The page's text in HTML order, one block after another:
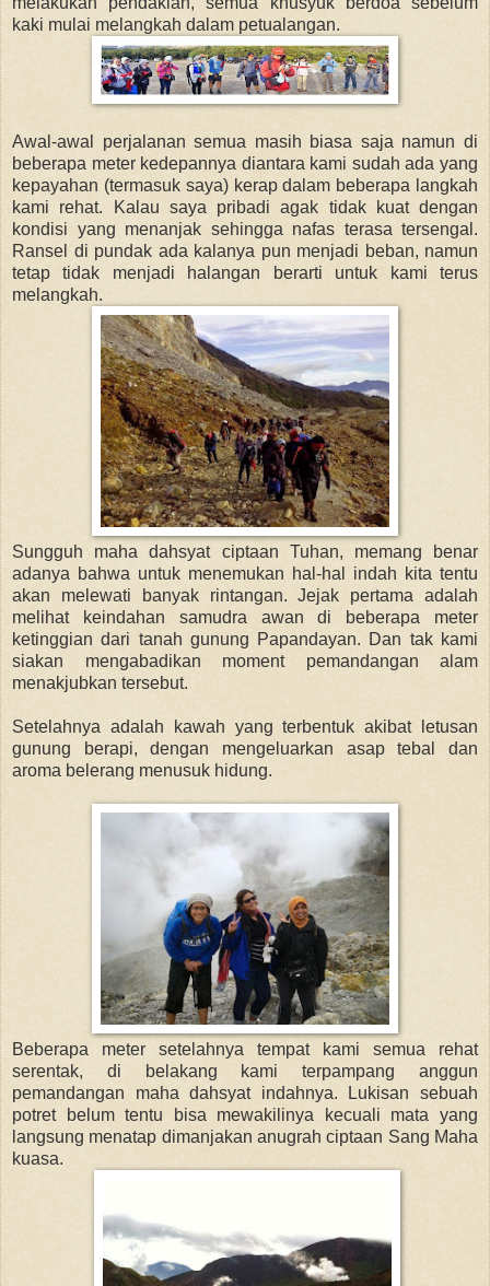
kaki mulai melangkah dalam petualangan.
Awal-awal perjalanan semua masih biasa saja namun di
beberapa meter kedepannya diantara kami sudah ada yang
kepayahan (termasuk saya) kerap dalam beberapa langkah
kami rehat. Kalau saya pribadi agak tidak kuat dengan
kondisi yang menanjak sehingga nafas terasa tersengal.
Ransel di pundak ada kalanya pun menjadi beban, namun
tetap tidak menjadi halangan berarti untuk kami terus
melangkah.
Sungguh maha dahsyat ciptaan Tuhan, memang benar
adanya bahwa untuk menemukan hal-hal indah kita tentu
akan melewati banyak rintangan. Jejak pertama adalah
melihat keindahan samudra awan di beberapa meter
ketinggian dari tanah gunung Papandayan. Dan tak kami
siakan mengabadikan moment pemandangan alam
menakjubkan tersebut.
Setelahnya adalah kawah yang terbentuk akibat letusan
gunung berapi, dengan mengeluarkan asap tebal dan
aroma belerang menusuk hidung.
Beberapa meter setelahnya tempat kami semua rehat
serentak, di belakang kami terpampang anggun
pemandangan maha dahsyat indahnya. Lukisan sebuah
potret belum tentu bisa mewakilinya kecuali mata yang
langsung menatap dimanjakan anugrah ciptaan Sang Maha
kuasa.